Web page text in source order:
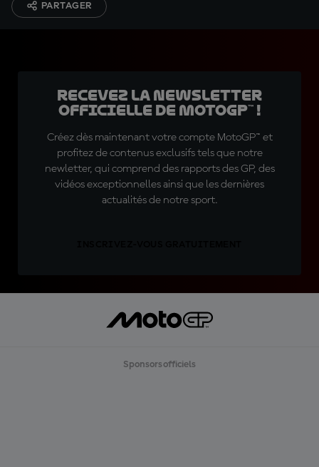
PARTAGER
Recevez la Newsletter
officielle de MotoGP™ !
Créez dès maintenant votre compte MotoGP™ et
profitez de contenus exclusifs tels que notre
newletter, qui comprend des rapports des GP, des
vidéos exceptionnelles ainsi que les dernières
actualités de notre sport.
Sponsors officiels